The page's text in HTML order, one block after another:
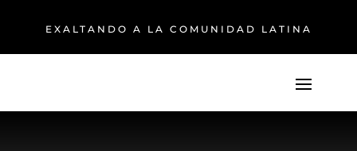
EXALTANDO A LA COMUNIDAD LATINA